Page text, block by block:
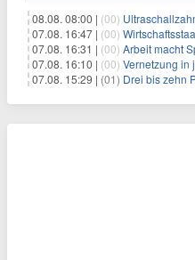
08.08. 08:00 | (00) Ultraschallzahnbürste
07.08. 16:47 | (00) Wirtschaftsstaatssekretär
07.08. 16:31 | (00) Arbeit macht
07.08. 16:10 | (00) Vernetzung in jeder
07.08. 15:29 | (01) Drei bis zehn